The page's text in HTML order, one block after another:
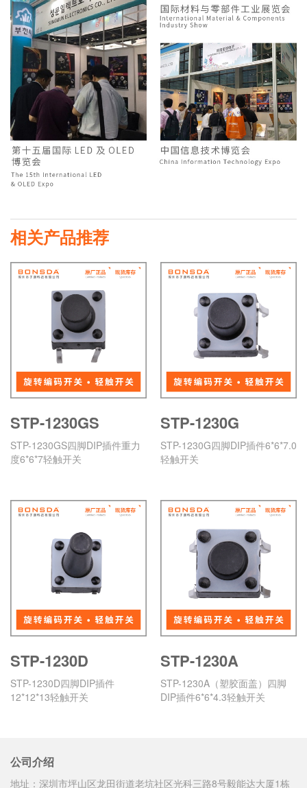
相关产品推荐
STP-1230GS
STP-1230GS四脚DIP插件重力
度6*6*7轻触开关
STP-1230G
STP-1230G四脚DIP插件6*6*7.0
轻触开关
STP-1230D
STP-1230D四脚DIP插件
12*12*13轻触开关
STP-1230A
STP-1230A（塑胶面盖）四脚
DIP插件6*6*4.3轻触开关
公司介绍
地址：深圳市坪山区龙田街道老坑社区光科三路8号毅能达大厦1栋